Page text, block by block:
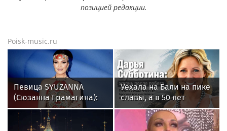
позицией редакции.
Poisk-music.ru
Певица SYUZANNA
(Сюзанна Грамагина):
как перестать
волноваться и начать
Уехала на Бали на пике
славы, а в 50 лет
выпустила книгу и
осталась одна: как